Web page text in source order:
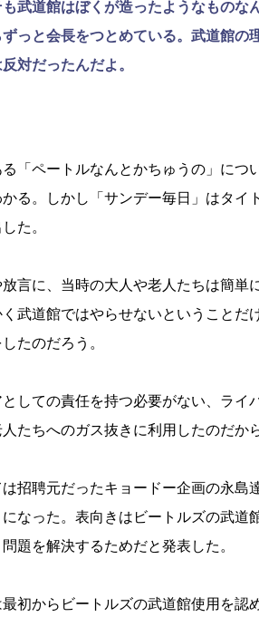
武道館はぼくが造ったようなもの
っと会長をつとめている。武道館の
対だったんだよ。
「ペートルなんとかちゅうの」に
る。しかし「サンデー毎日」はタイ
た。
言に、当時の大人や老人たちは簡
武道館ではやらせないということ
たのだろう。
としての責任を持つ必要がない、ラ
たちへのガス抜きに利用したのだか
招聘元だったキョードー企画の永
なった。表向きはビートルズの武
題を解決するためだと発表した。
最初からビートルズの武道館使用を